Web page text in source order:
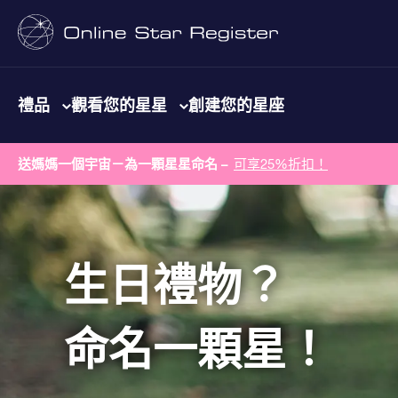
禮品 觀看您的星星 創建您的星座
送媽媽一個宇宙－為一顆星星命名 – 可享25%折扣！
生日禮物？
命名一顆星！